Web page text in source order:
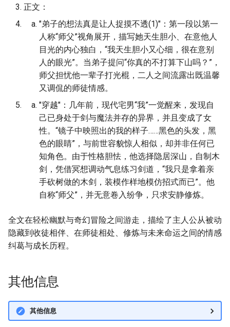
正文：
"弟子的想法真是让人捉摸不透(1)"：第一段以第一
人称“师父”视角展开，描写她天生胆小、在意他人
目光的内心独白，“我天生胆小又心细，很在意别
人的眼光”。当弟子提问“你真的不打算下山吗？”，
师父担忧他一辈子打光棍，二人之间流露出既温馨
又调侃的师徒情感。
"穿越"：几年前，现代宅男“我”一觉醒来，发现自
己已身处于剑与魔法并存的异界，并且变成了女
性。“镜子中映照出的我的样子……黑色的头发，黑
色的眼睛”，与前世容貌惊人相似，却并非任何已
知角色。由于性格胆怯，他选择隐居深山，自制木
剑，凭借冥想调动气息练习剑道，“我只是拿着亲
手砍树做的木剑，装模作样地模仿招式而已”。他
自称“师父”，并无意卷入纷争，只求安静修炼。
全文在轻松幽默与奇幻冒险之间游走，描绘了主人公从被动
隐藏到收徒相伴、在师徒相处、修炼与未来命运之间的情感
纠葛与成长历程。
其他信息
其他信息